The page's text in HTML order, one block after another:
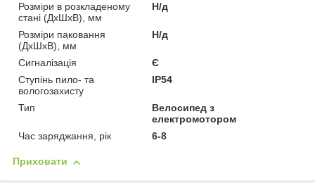
Розміри в розкладеному
стані (ДхШхВ), мм
Н/д
Розміри паковання
(ДхШхВ), мм
Н/д
Сигналізація
Є
Ступінь пило- та
вологозахисту
IP54
Тип
Велосипед з
електромотором
Час заряджання, рік
6-8
Приховати